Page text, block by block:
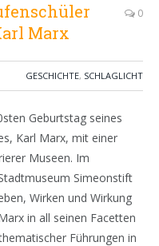
Marx
0
GESCHICHTE, SCHLAGLICHT
Geburtstag seines
Karl Marx, mit einer
Museen. Im
Simeonstift
Wirken und Wirkung
in all seinen Facetten
Führungen in